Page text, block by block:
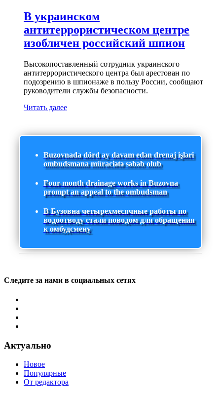
В украинском
антитеррористическом центре
изобличен российский шпион
Высокопоставленный сотрудник украинского
антитеррористического центра был арестован по
подозрению в шпионаже в пользу России, сообщают
руководители службы безопасности.
Читать далее
Buzovnada dörd ay davam edən drenaj işləri
ombudsmana müraciətə səbəb olub
Four-month drainage works in Buzovna
prompt an appeal to the ombudsman
В Бузовна четырехмесячные работы по
водоотводу стали поводом для обращения
к омбудсмену
Следите за нами в социальных сетях
Актуально
Новое
Популярные
От редактора